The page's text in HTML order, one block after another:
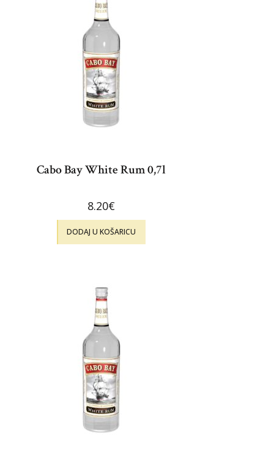
Cabo Bay White Rum 0,7l
8.20€
DODAJ U KOŠARICU